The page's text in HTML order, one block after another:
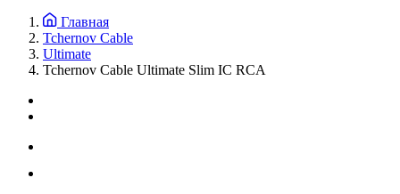
Главная
Tchernov Cable
Ultimate
Tchernov Cable Ultimate Slim IC RCA